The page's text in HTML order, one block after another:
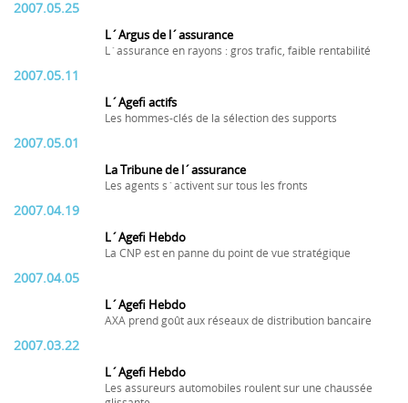
2007.05.25
L´Argus de l´assurance
L´assurance en rayons : gros trafic, faible rentabilité
2007.05.11
L´Agefi actifs
Les hommes-clés de la sélection des supports
2007.05.01
La Tribune de l´assurance
Les agents s´activent sur tous les fronts
2007.04.19
L´Agefi Hebdo
La CNP est en panne du point de vue stratégique
2007.04.05
L´Agefi Hebdo
AXA prend goût aux réseaux de distribution bancaire
2007.03.22
L´Agefi Hebdo
Les assureurs automobiles roulent sur une chaussée